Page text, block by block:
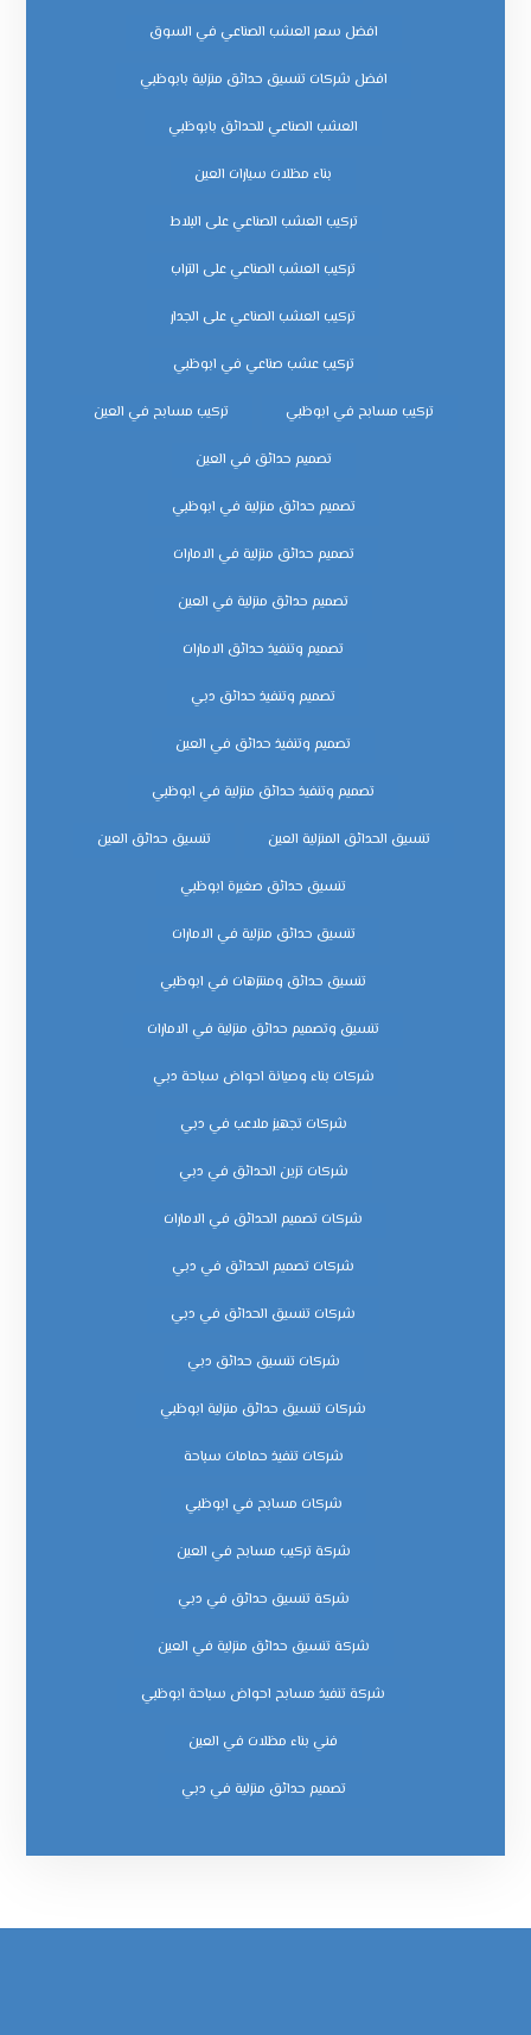
افضل سعر العشب الصناعي في السوق
افضل شركات تنسيق حدائق منزلية بابوظبي
العشب الصناعي للحدائق بابوظبي
بناء مظلات سيارات العين
تركيب العشب الصناعي على البلاط
تركيب العشب الصناعي على التراب
تركيب العشب الصناعي على الجدار
تركيب عشب صناعي في ابوظبي
تركيب مسابح في ابوظبي تركيب مسابح في العين
تصميم حدائق في العين
تصميم حدائق منزلية في ابوظبي
تصميم حدائق منزلية في الامارات
تصميم حدائق منزلية في العين
تصميم وتنفيذ حدائق الامارات
تصميم وتنفيذ حدائق دبي
تصميم وتنفيذ حدائق في العين
تصميم وتنفيذ حدائق منزلية في ابوظبي
تنسيق الحدائق المنزلية العين تنسيق حدائق العين
تنسيق حدائق صغيرة ابوظبي
تنسيق حدائق منزلية في الامارات
تنسيق حدائق ومنتزهات في ابوظبي
تنسيق وتصميم حدائق منزلية في الامارات
شركات بناء وصيانة احواض سباحة دبي
شركات تجهيز ملاعب في دبي
شركات تزين الحدائق في دبي
شركات تصميم الحدائق في الامارات
شركات تصميم الحدائق في دبي
شركات تنسيق الحدائق في دبي
شركات تنسيق حدائق دبي
شركات تنسيق حدائق منزلية ابوظبي
شركات تنفيذ حمامات سباحة
شركات مسابح في ابوظبي
شركة تركيب مسابح في العين
شركة تنسيق حدائق في دبي
شركة تنسيق حدائق منزلية في العين
شركة تنفيذ مسابح احواض سباحة ابوظبي
فني بناء مظلات في العين
‏تصميم حدائق منزلية في دبي